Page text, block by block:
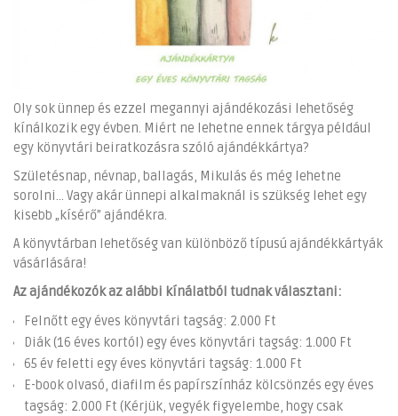
Oly sok ünnep és ezzel megannyi ajándékozási lehetőség
kínálkozik egy évben. Miért ne lehetne ennek tárgya például
egy könyvtári beiratkozásra szóló ajándékkártya?
Születésnap, névnap, ballagás, Mikulás és még lehetne
sorolni... Vagy akár ünnepi alkalmaknál is szükség lehet egy
kisebb „kísérő” ajándékra.
A könyvtárban lehetőség van különböző típusú ajándékkártyák
vásárlására!
Az ajándékozók az alábbi kínálatból tudnak választani:
Felnőtt egy éves könyvtári tagság: 2.000 Ft
Diák (16 éves kortól) egy éves könyvtári tagság: 1.000 Ft
65 év feletti egy éves könyvtári tagság: 1.000 Ft
E-book olvasó, diafilm és papírszínház kölcsönzés egy éves
tagság: 2.000 Ft (Kérjük, vegyék figyelembe, hogy csak